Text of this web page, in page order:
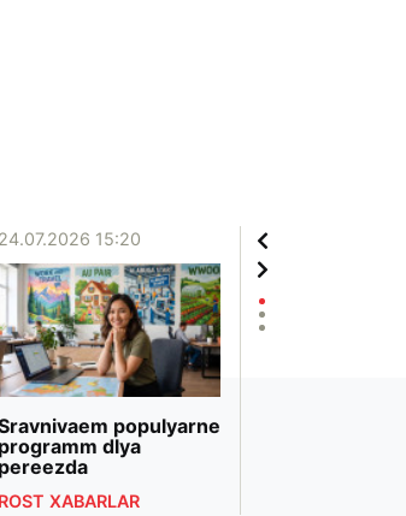
24.07.2026 15:20
populyarne
programm dlya
pereezda
ROST XABARLAR
20.07.2026 12:06